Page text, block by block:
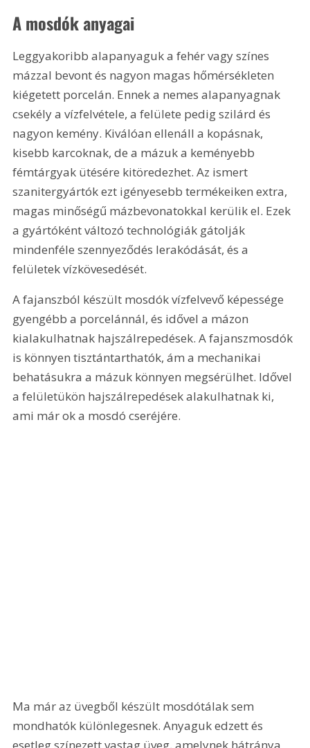
A mosdók anyagai
Leggyakoribb alapanyaguk a fehér vagy színes
mázzal bevont és nagyon magas hőmérsékleten
kiégetett porcelán. Ennek a nemes alapanyagnak
csekély a vízfelvétele, a felülete pedig szilárd és
nagyon kemény. Kiválóan ellenáll a kopásnak,
kisebb karcoknak, de a mázuk a keményebb
fémtárgyak ütésére kitöredezhet. Az ismert
szanitergyártók ezt igényesebb termékeiken extra,
magas minőségű mázbevonatokkal kerülik el. Ezek
a gyártóként változó technológiák gátolják
mindenféle szennyeződés lerakódását, és a
felületek vízkövesedését.
A fajanszból készült mosdók vízfelvevő képessége
gyengébb a porcelánnál, és idővel a mázon
kialakulhatnak hajszálrepedések. A fajanszmosdók
is könnyen tisztántarthatók, ám a mechanikai
behatásukra a mázuk könnyen megsérülhet. Idővel
a felületükön hajszálrepedések alakulhatnak ki,
ami már ok a mosdó cseréjére.
Ma már az üvegből készült mosdótálak sem
mondhatók különlegesnek. Anyaguk edzett és
esetleg színezett vastag üveg, amelynek hátránya